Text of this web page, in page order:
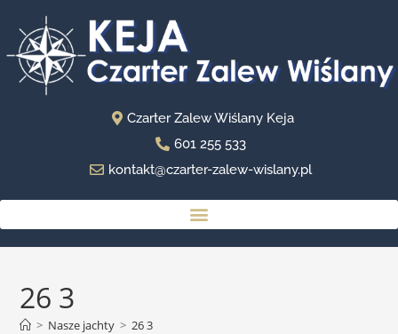
Czarter Zalew Wiślany Keja
601 255 533
kontakt@czarter-zalew-wislany.pl
26 3
> Nasze jachty > 26 3